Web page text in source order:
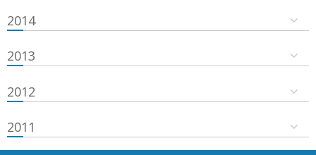
2014
2013
2012
2011